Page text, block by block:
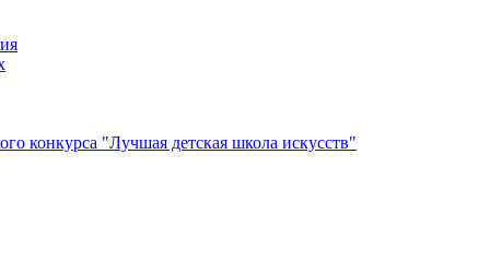
конкурса "Лучшая детская школа искусств"